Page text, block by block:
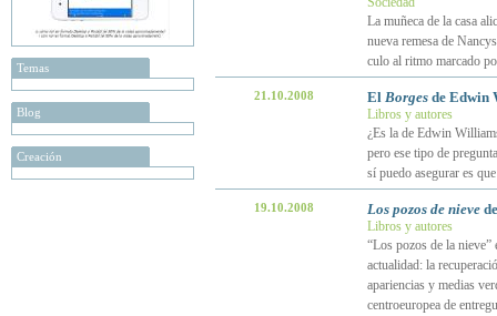
Temas
Blog
Creación
La muñeca de la casa
nueva remesa de
culo al ritmo marcado
21.10.2008 El Borgesde Edwin
Libros y autores
¿Es la de Edwin
pero ese tipo de
sí puedo asegurar es
19.10.2008 Los pozos de nieve
Libros y autores
“Los pozos de la nieve”
actualidad: la
apariencias y medias
centroeuropea de